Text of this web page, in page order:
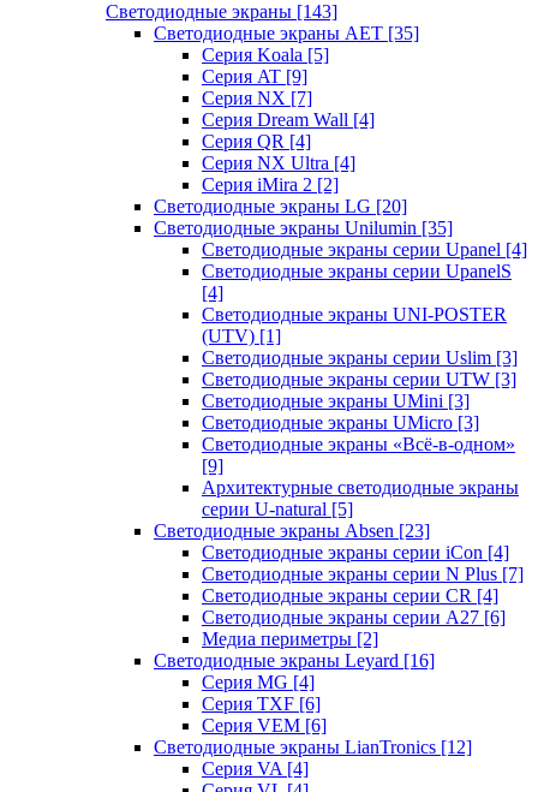
Светодиодные экраны [143]
Светодиодные экраны AET [35]
Cерия Koala [5]
Серия AT [9]
Серия NX [7]
Серия Dream Wall [4]
Серия QR [4]
Серия NX Ultra [4]
Серия iMira 2 [2]
Светодиодные экраны LG [20]
Светодиодные экраны Unilumin [35]
Светодиодные экраны серии Upanel [4]
Светодиодные экраны серии UpanelS
[4]
Светодиодные экраны UNI-POSTER
(UTV) [1]
Светодиодные экраны серии Uslim [3]
Светодиодные экраны серии UTW [3]
Светодиодные экраны UMini [3]
Светодиодные экраны UMicro [3]
Светодиодные экраны «Всё-в-одном»
[9]
Архитектурные светодиодные экраны
серии U-natural [5]
Светодиодные экраны Absen [23]
Светодиодные экраны серии iCon [4]
Светодиодные экраны серии N Plus [7]
Светодиодные экраны серии CR [4]
Светодиодные экраны серии А27 [6]
Медиа периметры [2]
Светодиодные экраны Leyard [16]
Серия MG [4]
Серия TXF [6]
Серия VEM [6]
Светодиодные экраны LianTronics [12]
Серия VA [4]